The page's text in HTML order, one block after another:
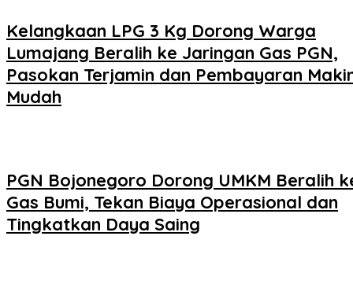
Kelangkaan LPG 3 Kg Dorong Warga
Lumajang Beralih ke Jaringan Gas PGN,
Pasokan Terjamin dan Pembayaran
Mudah
PGN Bojonegoro Dorong UMKM Beralih
Gas Bumi, Tekan Biaya Operasional dan
Tingkatkan Daya Saing